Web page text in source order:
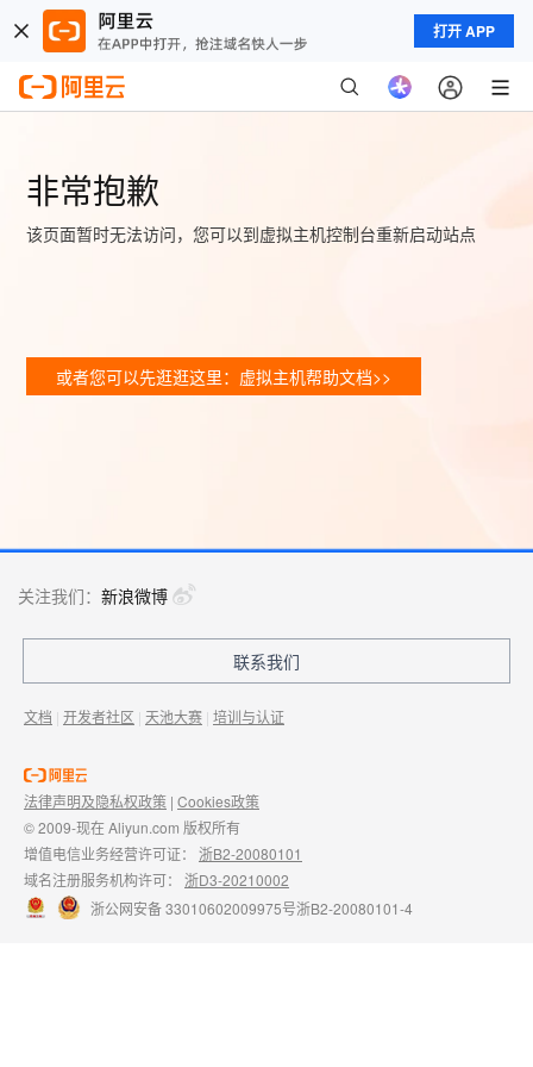
打开 APP
非常抱歉
该页面暂时无法访问，您可以到虚拟主机控制台重新启动站点
或者您可以先逛逛这里：虚拟主机帮助文档>>